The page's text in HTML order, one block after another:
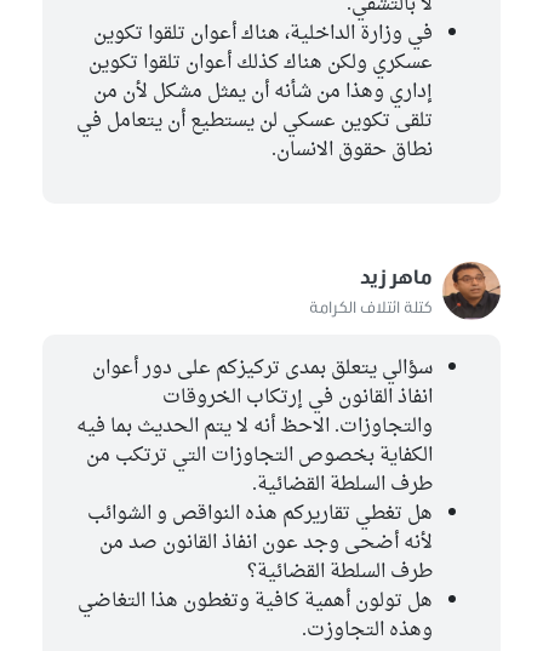
في وزارة الداخلية، هناك أعوان تلقوا تكوين
عسكري ولكن هناك كذلك أعوان تلقوا تكوين
إداري وهذا من شأنه أن يمثل مشكل لأن من
تلقى تكوين عسكي لن يستطيع أن يتعامل في
نطاق حقوق الانسان.
ماهر زيد
كتلة ائتلاف الكرامة
سؤالي يتعلق بمدى تركيزكم على دور أعوان
انفاذ القانون في إرتكاب الخروقات
والتجاوزات. الاحظ أنه لا يتم الحديث بما فيه
الكفاية بخصوص التجاوزات التي ترتكب من
طرف السلطة القضائية.
هل تغطي تقاريركم هذه النواقص و الشوائب
لأنه أضحى وجد عون انفاذ القانون صد من
طرف السلطة القضائية؟
هل تولون أهمية كافية وتغطون هذا التغاضي
وهذه التجاوزت.